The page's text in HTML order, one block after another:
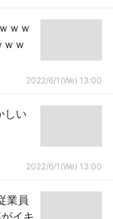
ｗｗ
ｗ
2022/6/1(We) 13:00
しい
2022/6/1(We) 13:00
業員
イキ